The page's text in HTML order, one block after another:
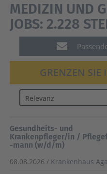
MEDIZIN UND
JOBS: 2.228
GRENZEN SIE
Gesundheits- und
Krankenpfleger/in /
-mann (w/d/m)
08.08.2026 / Krankenhaus